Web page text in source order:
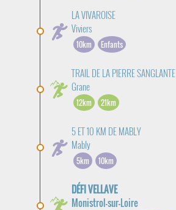
LA VIVAROISE
Viviers
10km Enfants
TRAIL DE LA PIERRE SANGLANTE
Grane
12km 21km
5 ET 10 KM DE MABLY
Mably
5km 10km
DÉFI VELLAVE
Monistrol-sur-Loire